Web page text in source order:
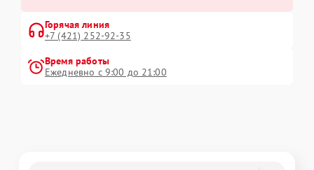
Горячая линия
+7 (421) 252-92-35
Время работы
Ежедневно с 9:00 до 21:00